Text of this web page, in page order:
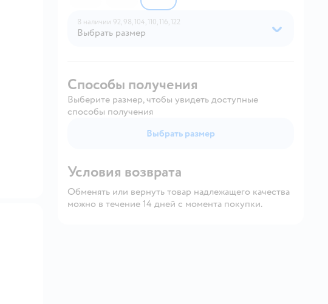
В наличии 92, 98, 104, 110, 116, 122
Выбрать размер
Способы получения
Выберите размер, чтобы увидеть доступные
способы получения
Выбрать размер
Условия возврата
Обменять или вернуть товар надлежащего качества
можно в течение 14 дней с момента покупки.